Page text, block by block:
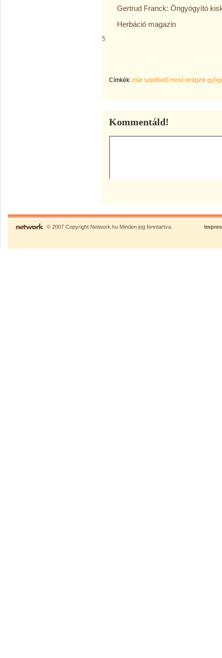
Gertrud Franck: Öngyógyító
Herbáció magazin
5
Címkék: már szedhető most virágzik
Kommentáld!
© 2007 Copyright Network.hu Minden jog fenntartva.